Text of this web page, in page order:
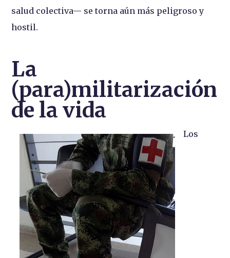
salud colectiva— se torna aún más peligroso y
hostil.
La
(para)militarización
de la vida
Los